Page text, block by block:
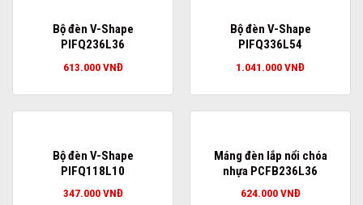
Bộ đèn V-Shape
PIFQ236L36
613.000VNĐ
Bộ đèn V-Shape
PIFQ336L54
1.041.000VNĐ
Bộ đèn V-Shape
PIFQ118L10
347.000VNĐ
Máng đèn lắp nổi chóa
nhựa PCFB236L36
624.000VNĐ